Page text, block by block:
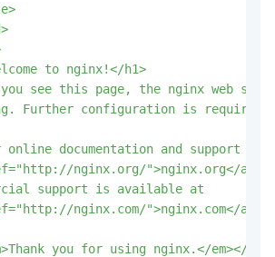
to nginx!</h1>
you see this page, the nginx web
Further configuration is
online documentation and support
nginx.org/">nginx.org</
support is available at
nginx.com/">nginx.com</
you for using
nginx.</em></p>